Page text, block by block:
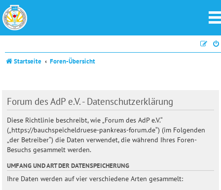
Startseite Foren-Übersicht
Forum des AdP e.V. - Datenschutzerklärung
Diese Richtlinie beschreibt, wie „Forum des AdP e.V.“
(„https://bauchspeicheldruese-pankreas-forum.de“) (im Folgenden
„der Betreiber“) die Daten verwendet, die während Ihres Foren-
Besuchs gesammelt werden.
UMFANG UND ART DER DATENSPEICHERUNG
Ihre Daten werden auf vier verschiedene Arten gesammelt: